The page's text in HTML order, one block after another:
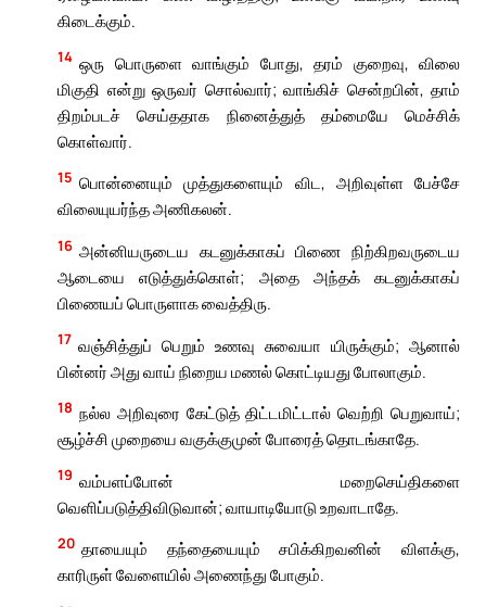
கிடைக்கும்.
14 ஒரு பொருளை வாங்கும் போது, தரம் குறைவு, விலை
மிகுதி என்று ஒருவர் சொல்வார்; வாங்கிச் சென்றபின், தாம்
திறம்படச் செய்ததாக நினைத்துத் தம்மையே மெச்சிக்
கொள்வார்.
15 பொன்னையும் முத்துகளையும் விட, அறிவுள்ள பேச்சே
விலையுயர்ந்த அணிகலன்.
16 அன்னியருடைய கடனுக்காகப் பிணை நிற்கிறவருடைய
ஆடையை எடுத்துக்கொள்; அதை அந்தக் கடனுக்காகப்
பிணையப் பொருளாக வைத்திரு.
17 வஞ்சித்துப் பெறும் உணவு சுவையா யிருக்கும்; ஆனால்
பின்னர் அது வாய் நிறைய மணல் கொட்டியது போலாகும்.
18 நல்ல அறிவுரை கேட்டுத் திட்டமிட்டால் வெற்றி பெறுவாய்;
சூழ்ச்சி முறையை வகுக்குமுன் போரைத் தொடங்காதே.
19 வம்பளப்போன் மறைசெய்திகளை
வெளிப்படுத்திவிடுவான்; வாயாடியோடு உறவாடாதே.
20 தாயையும் தந்தையையும் சபிக்கிறவனின் விளக்கு,
காரிருள் வேளையில் அணைந்து போகும்.